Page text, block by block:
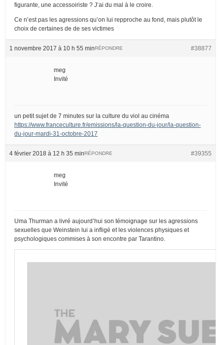
figurante, une accessoiriste ? J’ai du mal à le croire.
Ce n’est pas les agressions qu’on lui repproche au fond, mais plutôt le
choix de certaines de de ses victimes
1 novembre 2017 à 10 h 55 min #38877
RÉPONDRE
meg
Invité
un petit sujet de 7 minutes sur la culture du viol au cinéma
https://www.franceculture.fr/emissions/la-question-du-jour/la-question-
du-jour-mardi-31-octobre-2017
4 février 2018 à 12 h 35 min #39355
RÉPONDRE
meg
Invité
Uma Thurman a livré aujourd’hui son témoignage sur les agressions
sexuelles que Weinstein lui a infligé et les violences physiques et
psychologiques commises à son encontre par Tarantino.